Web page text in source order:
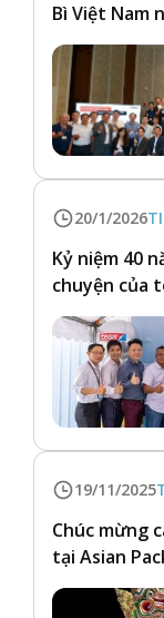
Bì Việt Nam
20/1/2026
Kỷ niệm 40
chuyện của
19/11/2025
Chúc mừng
tại Asian